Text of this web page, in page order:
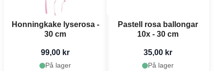
Honningkake lyserosa -
30 cm
99,00 kr
På lager
Pastell rosa ballongar
10x - 30 cm
35,00 kr
På lager